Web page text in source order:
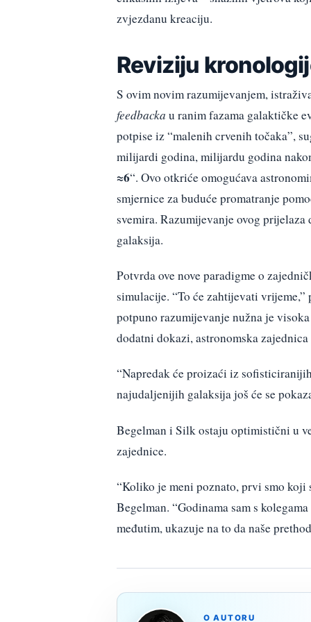
zvjezdanu kreaciju.
Reviziju
S ovim novim razumijevanjem,
feedbacka u ranim fazama galaktičke
potpise iz “malenih crvenih točaka”,
milijardi godina, milijardu godina
≈6“. Ovo otkriće omogućava
smjernice za buduće promatranje
svemira. Razumijevanje ovog
galaksija.
Potvrda ove nove paradigme o
simulacije. “To će zahtijevati
potpuno razumijevanje nužna je
dodatni dokazi, astronomska
“Napredak će proizaći iz
najudaljenijih galaksija još će se
Begelman i Silk ostaju optimistični u
zajednice.
“Koliko je meni poznato, prvi smo
Begelman. “Godinama sam s
međutim, ukazuje na to da naše
O AUTORU